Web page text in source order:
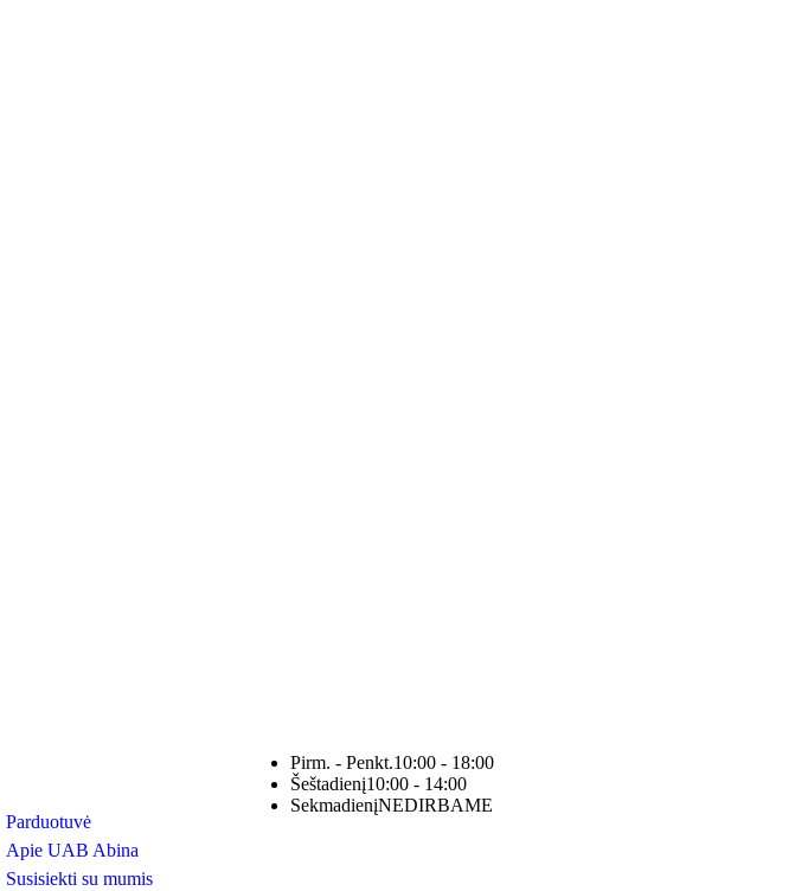
Parduotuvė
Apie UAB Abina
Susisiekti su mumis
Pirm. - Penkt.10:00 - 18:00
Šeštadienį10:00 - 14:00
SekmadienįNEDIRBAME